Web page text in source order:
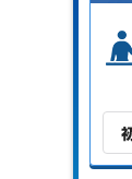
お
を
初